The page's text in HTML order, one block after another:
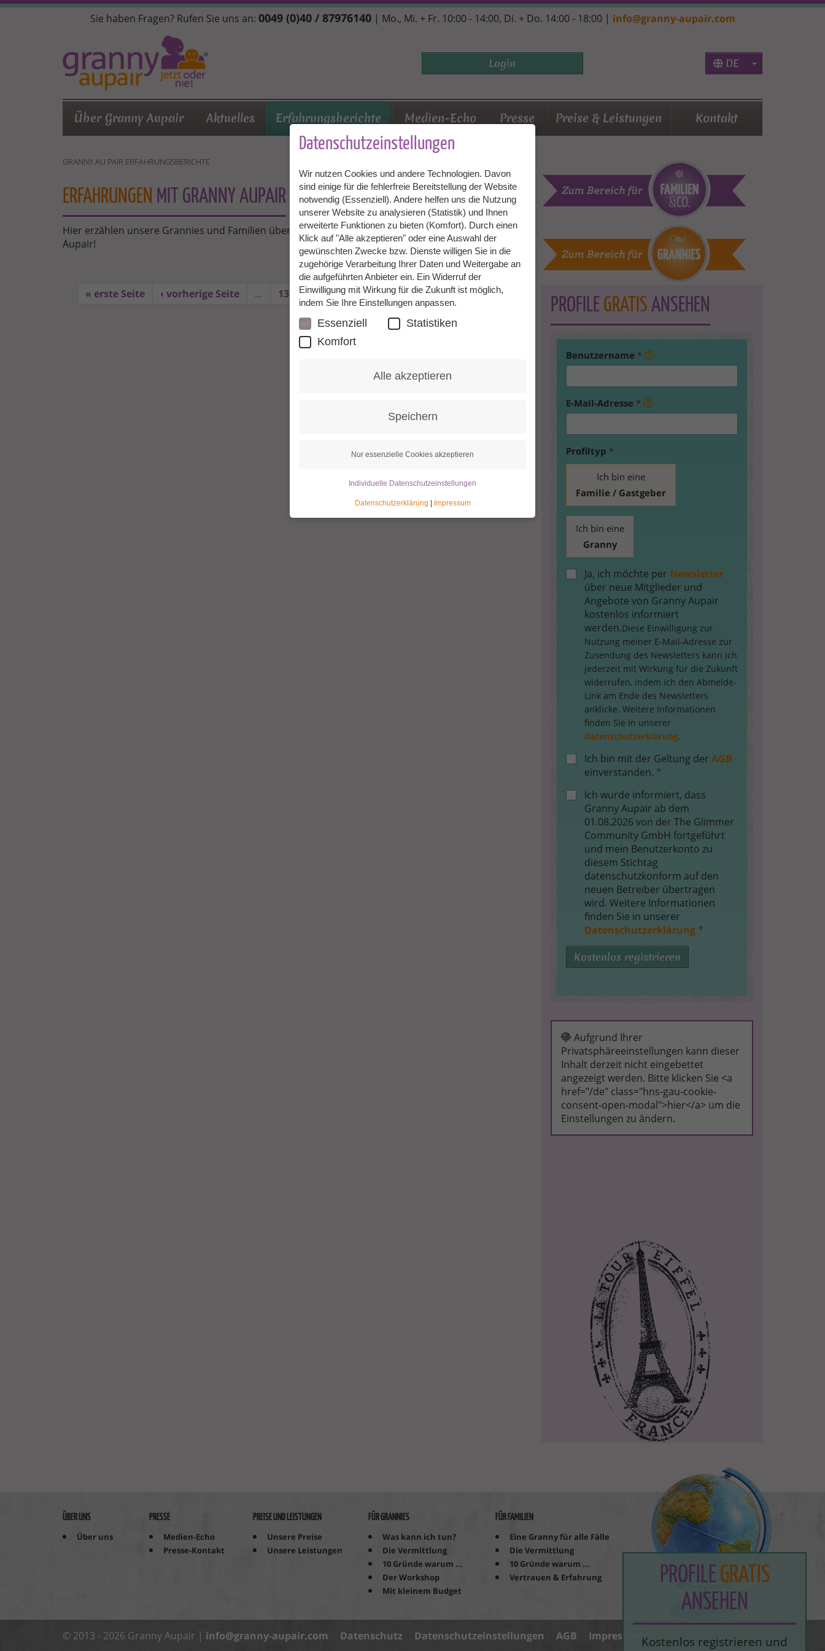
Direkt
PROFILE GRATIS
ANSEHEN
Kostenlos registrieren und
Sie haben Fragen? Rufen Sie uns an: 0049 (0)40 / 87976140| Mo., Mi. + Fr. 10:00 - 14:00, Di. + Do. 14:00 - 18:00 | info@granny-aupair.com
Login DE Toggle
Über Granny Aupair Aktuelles Erfahrungsberichte Medien-Echo Presse Preise & Leistungen Kontakt
GRANNY AU PAIR ERFAHRUNGSBERICHTE
ERFAHRUNGEN MIT GRANNY AUPAIR
Hier erzählen unsere Grannies und Familien über ihre ganz persönlichen Erfahrungen mit Granny
Aupair!
« erste Seite ‹ vorherige Seite … 13 14 15 16 17 18 19 20 21
PROFILE GRATIS ANSEHEN
Benutzername *
E-Mail-Adresse *
Profiltyp *
Ich bin eine
Familie / Gastgeber
Ich bin eine
Granny
Ja, ich möchte per Newsletter
über neue Mitglieder und
Angebote von Granny Aupair
kostenlos informiert
werden.Diese Einwilligung zur
Nutzung meiner E-Mail-Adresse zur
Zusendung des Newsletters kann ich
jederzeit mit Wirkung für die Zukunft
widerrufen, indem ich den Abmelde-
Link am Ende des Newsletters
anklicke. Weitere Informationen
finden Sie in unserer
Datenschutzerklärung.
Ich bin mit der Geltung der AGB
einverstanden. *
Ich wurde informiert, dass
Granny Aupair ab dem
01.08.2026 von der The Glimmer
Community GmbH fortgeführt
und mein Benutzerkonto zu
diesem Stichtag
datenschutzkonform auf den
neuen Betreiber übertragen
wird. Weitere Informationen
finden Sie in unserer
Datenschutzerklärung *
Kostenlos registrieren
Aufgrund Ihrer
Privatsphäreeinstellungen kann dieser
Inhalt derzeit nicht eingebettet
angezeigt werden. Bitte klicken Sie <a
href="/de" class="hns-gau-cookie-
consent-open-modal">hier</a> um die
Einstellungen zu ändern.
ÜBER UNS
Über uns
PRESSE
Medien-Echo
Presse-Kontakt
PREISE UND LEISTUNGEN
Unsere Preise
Unsere Leistungen
FÜR GRANNIES
Was kann ich tun?
Die Vermittlung
10 Gründe warum ...
Der Workshop
Mit kleinem Budget
FÜR FAMILIEN
Eine Granny für alle Fälle
Die Vermittlung
10 Gründe warum ...
Vertrauen & Erfahrung
© 2013 - 2026 Granny Aupair | info@granny-aupair.com Datenschutz Datenschutzeinstellungen AGB Impressum
Datenschutzeinstellungen
Wir nutzen Cookies und andere Technologien. Davon
sind einige für die fehlerfreie Bereitstellung der Website
notwendig (Essenziell). Andere helfen uns die Nutzung
unserer Website zu analysieren (Statistik) und Ihnen
erweiterte Funktionen zu bieten (Komfort). Durch einen
Klick auf "Alle akzeptieren" oder eine Auswahl der
gewünschten Zwecke bzw. Dienste willigen Sie in die
zugehörige Verarbeitung Ihrer Daten und Weitergabe an
die aufgeführten Anbieter ein. Ein Widerruf der
Einwilligung mit Wirkung für die Zukunft ist möglich,
indem Sie Ihre Einstellungen anpassen.
Essenziell
Statistiken
Komfort
Alle akzeptieren
Speichern
Nur essenzielle Cookies akzeptieren
Individuelle Datenschutzeinstellungen
Datenschutzerklärung | Impressum